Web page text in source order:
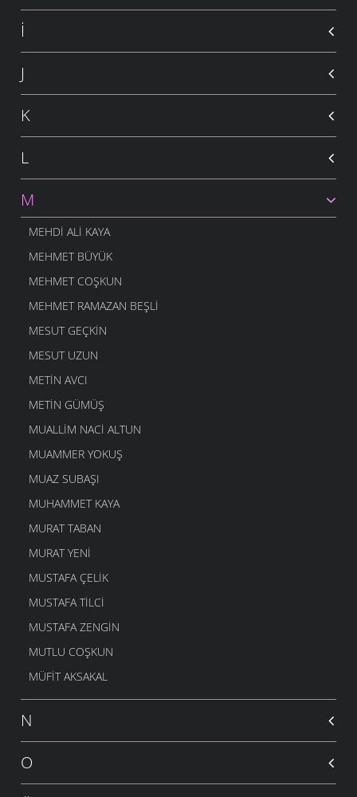
İ
J
K
L
M
MEHDI ALI KAYA
MEHMET BÜYÜK
MEHMET COŞKUN
MEHMET RAMAZAN BEŞLI
MESUT GEÇKIN
MESUT UZUN
METIN AVCI
METIN GÜMÜŞ
MUALLIM NACI ALTUN
MUAMMER YOKUŞ
MUAZ SUBAŞI
MUHAMMET KAYA
MURAT TABAN
MURAT YENI
MUSTAFA ÇELIK
MUSTAFA TILCI
MUSTAFA ZENGIN
MUTLU COŞKUN
MÜFIT AKSAKAL
N
O